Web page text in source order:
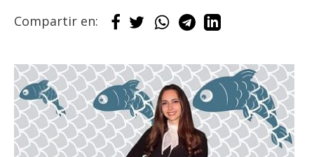
Compartir en: